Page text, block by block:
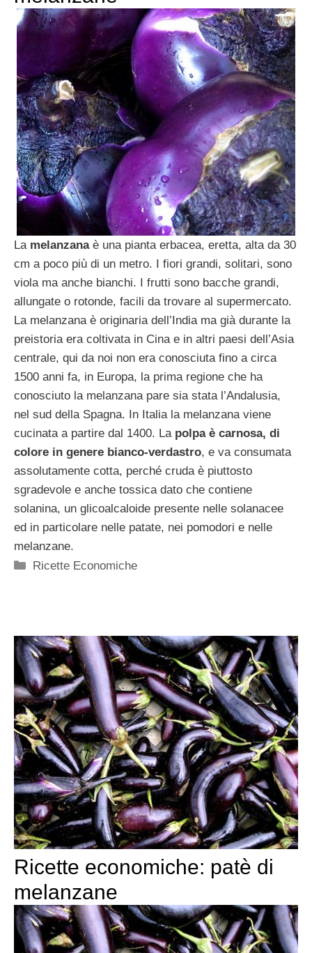
La melanzanaè una pianta erbacea, eretta, alta da 30
cm a poco più di un metro. I fiori grandi, solitari, sono
viola ma anche bianchi. I frutti sono bacche grandi,
allungate o rotonde, facili da trovare al supermercato.
La melanzana è originaria dell’India ma già durante la
preistoria era coltivata in Cina e in altri paesi dell’Asia
centrale, qui da noi non era conosciuta fino a circa
1500 anni fa, in Europa, la prima regione che ha
conosciuto la melanzana pare sia stata l’Andalusia,
nel sud della Spagna. In Italia la melanzana viene
cucinata a partire dal 1400. La polpa è carnosa, di
colore in genere bianco-verdastro, e va consumata
assolutamente cotta, perché cruda è piuttosto
sgradevole e anche tossica dato che contiene
solanina, un glicoalcaloide presente nelle solanacee
ed in particolare nelle patate, nei pomodori e nelle
melanzane.
Categorie
Ricette Economiche
Ricette economiche: patè di
melanzane